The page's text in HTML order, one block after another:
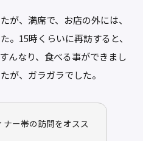
が、満席で、お店の外には、
。15時くらいに再訪すると、
んなり、食べる事ができまし
が、ガラガラでした。
ナー帯の訪問をオスス